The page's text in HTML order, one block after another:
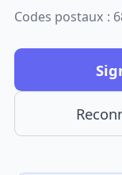
Codes postaux :